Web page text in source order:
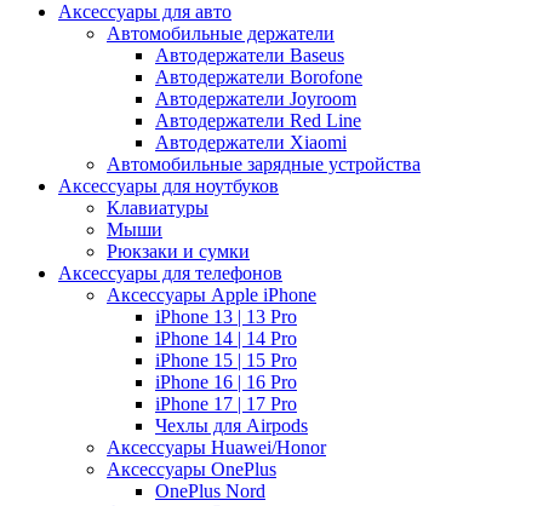
Аксессуары для авто
Автомобильные держатели
Автодержатели Baseus
Автодержатели Borofone
Автодержатели Joyroom
Автодержатели Red Line
Автодержатели Xiaomi
Автомобильные зарядные устройства
Аксессуары для ноутбуков
Клавиатуры
Мыши
Рюкзаки и сумки
Аксессуары для телефонов
Аксессуары Apple iPhone
iPhone 13 | 13 Pro
iPhone 14 | 14 Pro
iPhone 15 | 15 Pro
iPhone 16 | 16 Pro
iPhone 17 | 17 Pro
Чехлы для Airpods
Аксессуары Huawei/Honor
Аксессуары OnePlus
OnePlus Nord